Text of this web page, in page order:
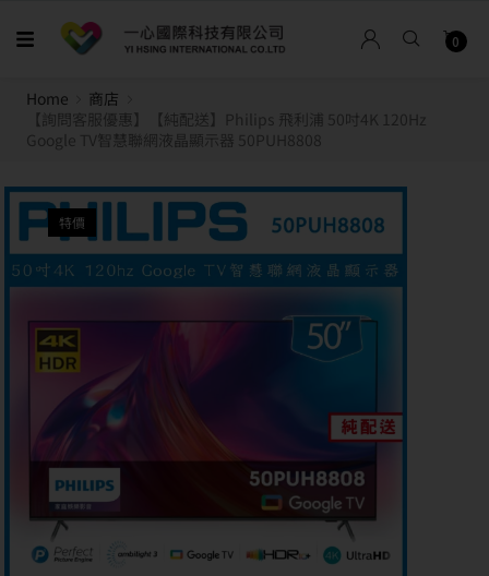
0
Home
商店
【詢問客服優惠】【純配送】Philips 飛利浦 50吋4K 120Hz
Google TV智慧聯網液晶顯示器 50PUH8808
特價